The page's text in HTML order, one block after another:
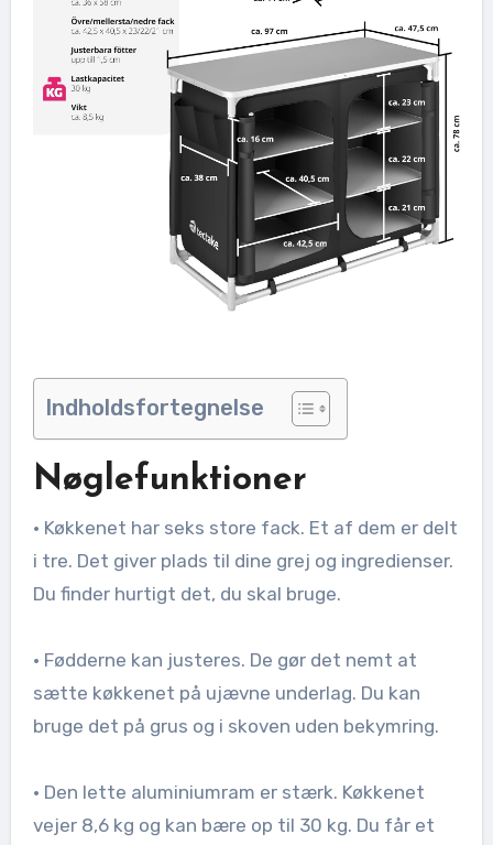
Indholdsfortegnelse
Nøglefunktioner
• Køkkenet har seks store fack. Et af dem er delt
i tre. Det giver plads til dine grej og ingredienser.
Du finder hurtigt det, du skal bruge.
• Fødderne kan justeres. De gør det nemt at
sætte køkkenet på ujævne underlag. Du kan
bruge det på grus og i skoven uden bekymring.
• Den lette aluminiumram er stærk. Køkkenet
vejer 8,6 kg og kan bære op til 30 kg. Du får et